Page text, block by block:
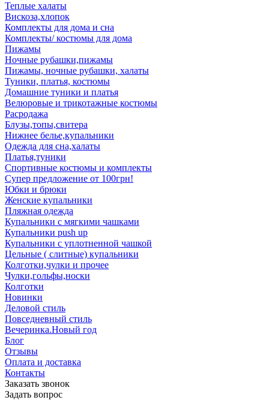
Теплые халаты
Вискоза,хлопок
Комплекты для дома и сна
Комплекты/ костюмы для дома
Пижамы
Ночные рубашки,пижамы
Пижамы, ночные рубашки, халаты
Туники, платья, костюмы
Домашние туники и платья
Велюровые и трикотажные костюмы
Расродажа
Блузы,топы,свитера
Нижнее белье,купальники
Одежда для сна,халаты
Платья,туники
Спортивные костюмы и комплекты
Супер предложение от 100грн!
Юбки и брюки
Женские купальники
Пляжная одежда
Купальники с мягкими чашками
Купальники push up
Купальники с уплотненной чашкой
Цельные ( слитные) купальники
Колготки,чулки и прочее
Чулки,гольфы,носки
Колготки
Новинки
Деловой стиль
Повседневный стиль
Вечеринка.Новый год
Блог
Отзывы
Оплата и доставка
Контакты
Заказать звонок
Задать вопрос